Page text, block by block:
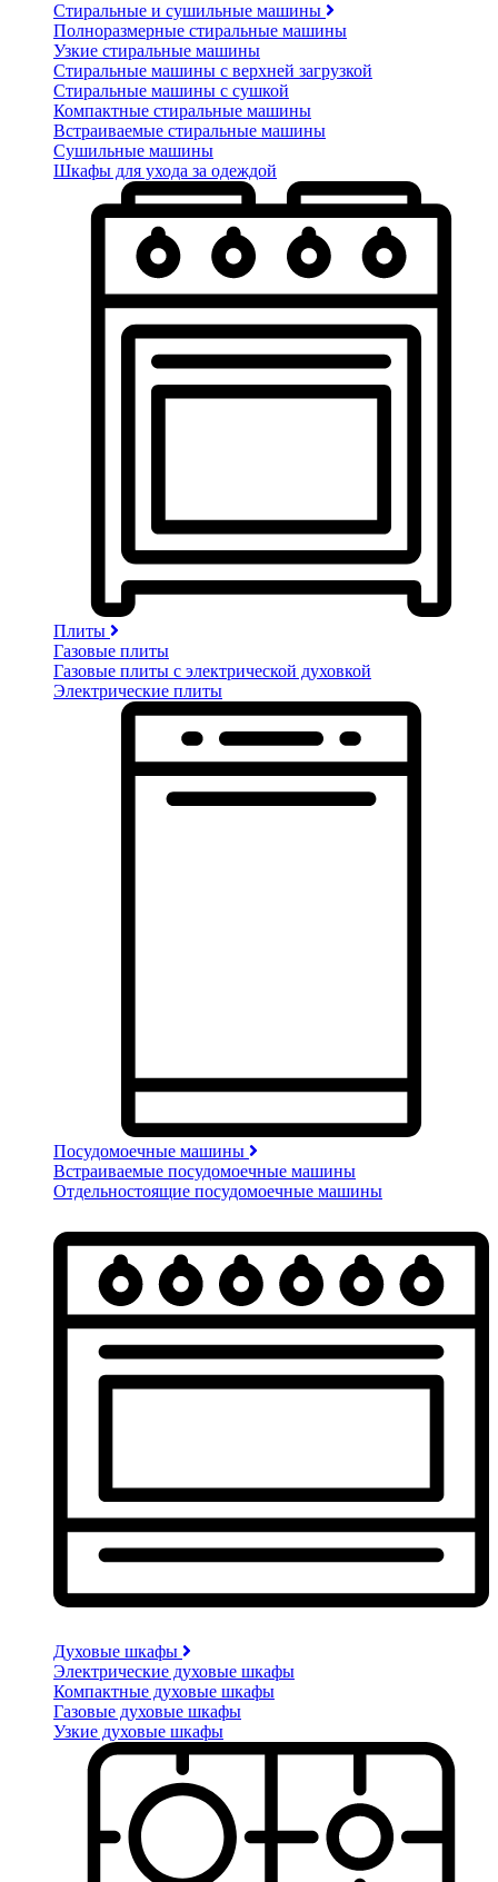
Стиральные и сушильные машины
Полноразмерные стиральные машины
Узкие стиральные машины
Стиральные машины с верхней загрузкой
Стиральные машины с сушкой
Компактные стиральные машины
Встраиваемые стиральные машины
Сушильные машины
Шкафы для ухода за одеждой
Плиты
Газовые плиты
Газовые плиты с электрической духовкой
Электрические плиты
Посудомоечные машины
Встраиваемые посудомоечные машины
Отдельностоящие посудомоечные машины
Духовые шкафы
Электрические духовые шкафы
Компактные духовые шкафы
Газовые духовые шкафы
Узкие духовые шкафы